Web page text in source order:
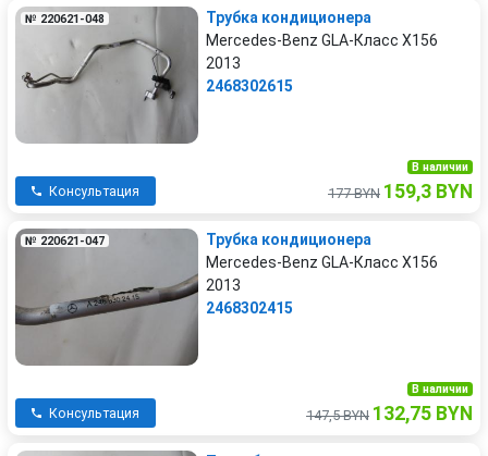
№ 220621-048
Трубка кондиционера
Mercedes-Benz GLA-Класс X156
2013
2468302615
Консультация
В наличии
177 BYN 159,3 BYN
№ 220621-047
Трубка кондиционера
Mercedes-Benz GLA-Класс X156
2013
2468302415
Консультация
В наличии
147,5 BYN 132,75 BYN